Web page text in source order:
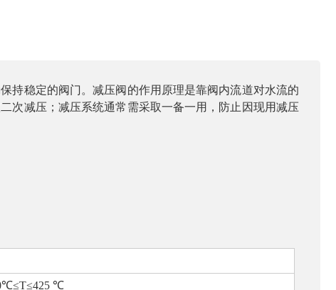
持稳定的阀门。减压阀的作用原理是靠阀内流道对水流的
次减压；减压系统通常需采取一备一用，防止因现用减压
℃≤T≤425 ℃